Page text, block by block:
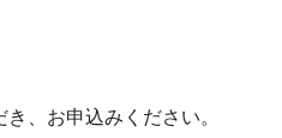
き、お申込みください。